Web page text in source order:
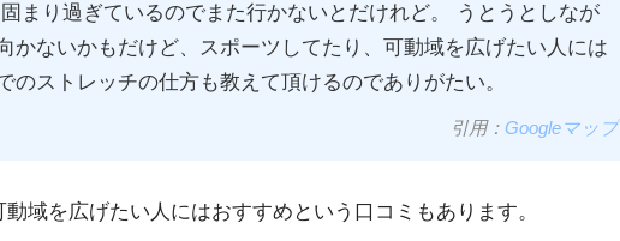
まり過ぎているのでまた行かないとだけれど。 うとうとしなが
かないかもだけど、スポーツしてたり、可動域を広げたい人には
のストレッチの仕方も教えて頂けるのでありがたい。
引用： Googleマップ
域を広げたい人にはおすすめという口コミもあります。